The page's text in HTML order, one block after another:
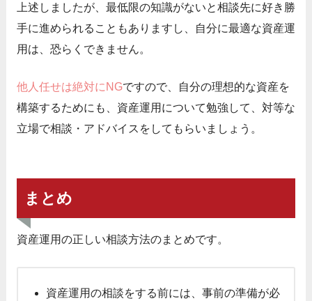
上述しましたが、最低限の知識がないと相談先に好き勝
手に進められることもありますし、自分に最適な資産運
用は、恐らくできません。
他人任せは絶対にNGですので、自分の理想的な資産を
構築するためにも、資産運用について勉強して、対等な
立場で相談・アドバイスをしてもらいましょう。
まとめ
資産運用の正しい相談方法のまとめです。
資産運用の相談をする前には、事前の準備が必